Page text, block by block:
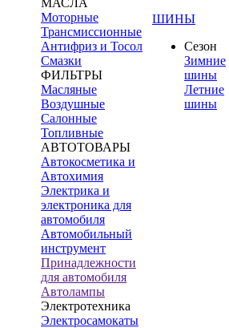
Моторные
Трансмиссионные
Антифриз и Тосол
Смазки
ФИЛЬТРЫ
Масляные
Воздушные
Салонные
Топливные
АВТОТОВАРЫ
Автокосметика и
Автохимия
Электрика и
электроника для
автомобиля
Автомобильный
инструмент
Принадлежности
для автомобиля
Автолампы
Электротехника
Электросамокаты
ШИНЫ
Сезон
Зимние
шины
Летние
шины